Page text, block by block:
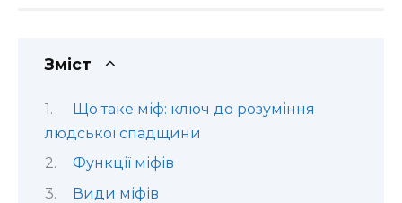
Зміст
Що таке міф: ключ до розуміння
людської спадщини
Функції міфів
Види міфів